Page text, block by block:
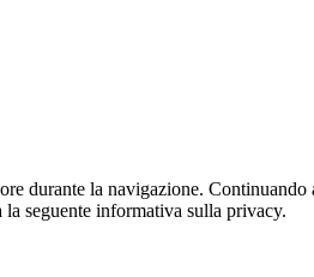
durante la navigazione.
seguente informativa sulla privacy.